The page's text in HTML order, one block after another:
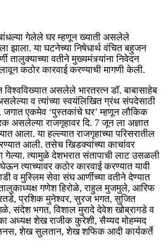
गेलेले घर म्हणून ख्याती असलेले
झाला. या घटनेच्या निषेधार्थ वंचित बहुजन
तालुक्याच्या वतीने मुख्यमंत्र्यांना निवेदन
कठोर कारवाई करण्याची मागणी केली.
असलेले भारतरत्न डॉ. बाबासाहेब
व त्यांच्या स्वयंलिखित ग्रंथ संपदेसाठी
जगात एकमेव ‘पुस्तकांचे घर’ म्हणून लौकिक
असलेल्या राजगृहावर दि. 7 जून ला अज्ञात
आला. या हल्ल्यात राजगृहाच्या परिसरातील
आली. तसेच खिडक्यांच्या काचांवर
त्यामुळे देशभरात संतापाची लाट उसळली
त्याच्यावर कठोर कारवाई करण्यात यावी
व मुस्लिम सेवा संघ आर्णीच्या वतीने देण्यात
गणेश हिरोळे, राहुल मुजमुले, आरिफ
प्रशिक मुनेश्वर, सुरज भगत, सुजित
संदेश भगत, विशाल मुरादे देवेश खोब्रागडे व
अध्यक्ष शेख राजीक कुरेशी, सैय्यद मोहम्मद
शेख सुलतान, शेख शफिक आदी कार्यकर्ते